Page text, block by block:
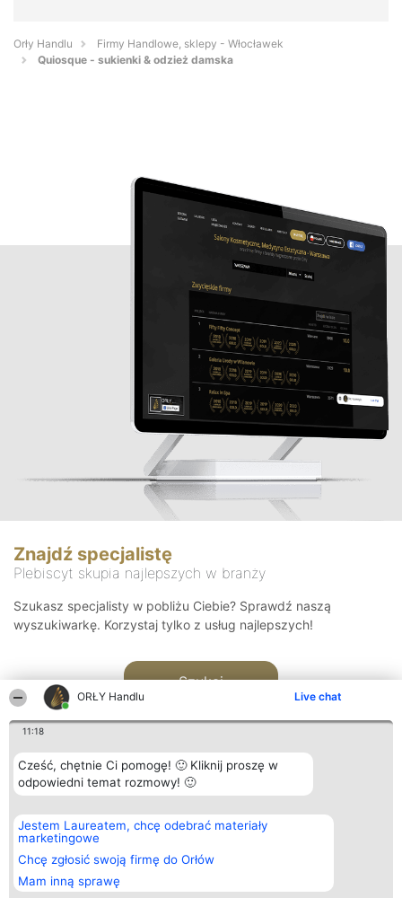
ORŁY Handlu Live chat
11:18
Cześć, chętnie Ci pomogę! 🙂 Kliknij proszę w
odpowiedni temat rozmowy! 🙂
Jestem Laureatem, chcę odebrać materiały
marketingowe
Chcę zgłosić swoją firmę do Orłów
Mam inną sprawę
Orły Handlu
Firmy Handlowe, sklepy - Włocławek
Quiosque - sukienki & odzież damska
Znajdź specjalistę
Plebiscyt skupia najlepszych w branży
Szukasz specjalisty w pobliżu Ciebie? Sprawdź naszą
wyszukiwarkę. Korzystaj tylko z usług najlepszych!
Szukaj
Organizator plebiscytu
Bright Side Solutions sp. z o.
o. sp. k.
ul. Ruska 22
Wrocław 50-079
KRS 0000749100 | Regon
381313360 | NIP 8943132676
Plebiscyt
Laureaci
wszystkich
Laureatów
Regulamin
Kontakt
Kontakt